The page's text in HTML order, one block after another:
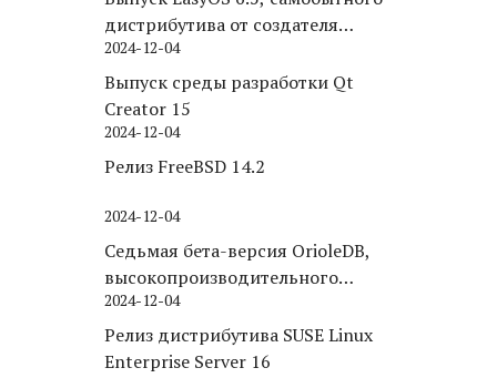
дистрибутива от создателя
Puppy Linux
2024-12-04
Выпуск среды разработки Qt
Creator 15
2024-12-04
Релиз FreeBSD 14.2
2024-12-04
Седьмая бета-версия OrioleDB,
высокопроизводительного
движка хранения для PostgreSQL
2024-12-04
Релиз дистрибутива SUSE Linux
Enterprise Server 16